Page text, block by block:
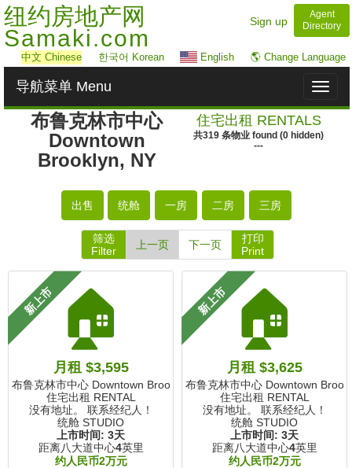
纽约房地产网
Samaki.com
Sign up
Agent
Directory
中文 Chinese 한국어 Korean English 🌎 Change Language
Toggle
导航菜单 Menu
布鲁克林市中心
Downtown
Brooklyn, NY
住宅出租 RENTALS
共319 条物业 found (0 hidden)
---
出售 统舱 一房 二房 三房
筛选
Filter
上一页 下一页
打印
Print
新上市🏠
月租 $3,595
布鲁克林市中心 Downtown Brooklyn, NY
住宅出租 RENTAL
没有地址。 联系经纪人！
统舱 STUDIO
上市时间: 3天
距离八大道中心4英里
约人民币2万元
新上市🏠
月租 $3,625
布鲁克林市中心 Downtown
住宅出租 RENTAL
没有地址。 联系经纪人！
统舱 STUDIO
上市时间: 3天
距离八大道中心4英里
约人民币2万元